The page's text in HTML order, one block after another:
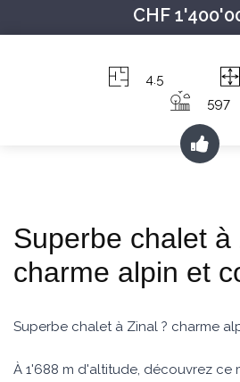
CHF
4.5
597
Superbe chalet à
charme alpin et
Superbe chalet à Zinal ? charme
À 1'688 m d'altitude, découvrez ce